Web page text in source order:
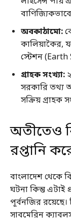
অবকাঠামো:
কালিয়াকৈর,
স্টেশন (Earth
গ্রাহক সংখ্যা:
সরকারি তথ্য
সক্রিয় গ্রাহক
অতীতেও
রপ্তানি
বাংলাদেশ থেকে
ঘটনা কিন্তু
পূর্বনজির
সাবমেরিন